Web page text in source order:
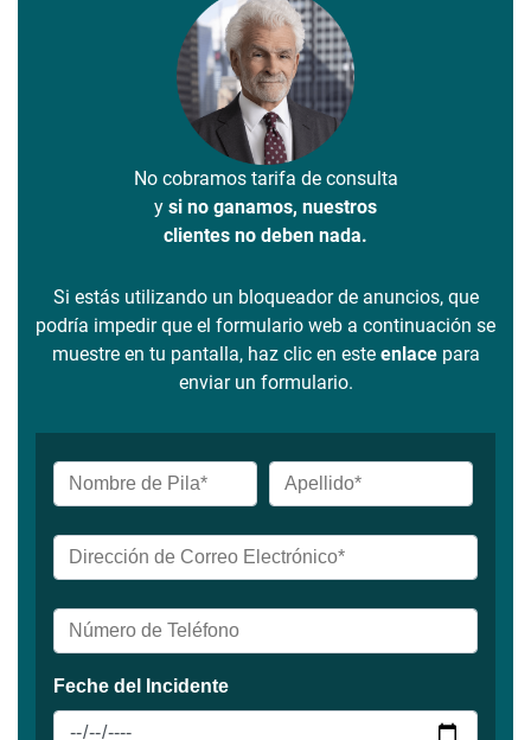
No cobramos tarifa de consulta
y si no ganamos, nuestros
clientes no deben nada.
Si estás utilizando un bloqueador de anuncios, que
podría impedir que el formulario web a continuación se
muestre en tu pantalla, haz clic en este enlacepara
enviar un formulario.